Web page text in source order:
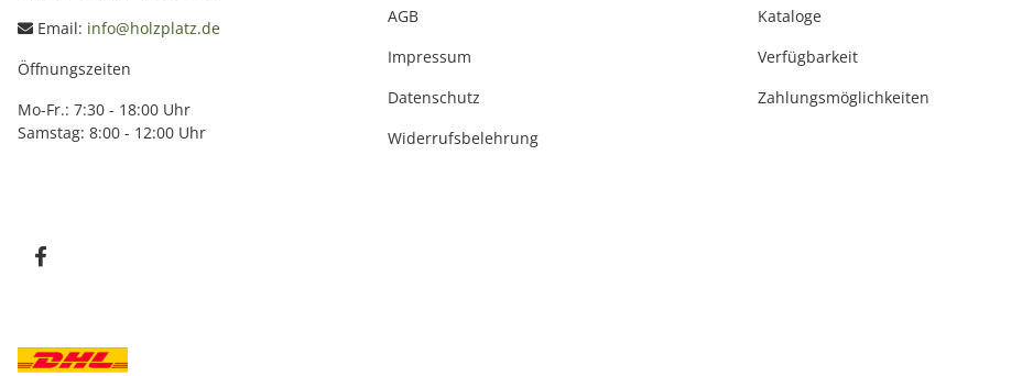
Email: info@holzplatz.de
Öffnungszeiten
Mo-Fr.: 7:30 - 18:00 Uhr
Samstag: 8:00 - 12:00 Uhr
AGB
Impressum
Datenschutz
Widerrufsbelehrung
Kataloge
Verfügbarkeit
Zahlungsmöglichkeiten